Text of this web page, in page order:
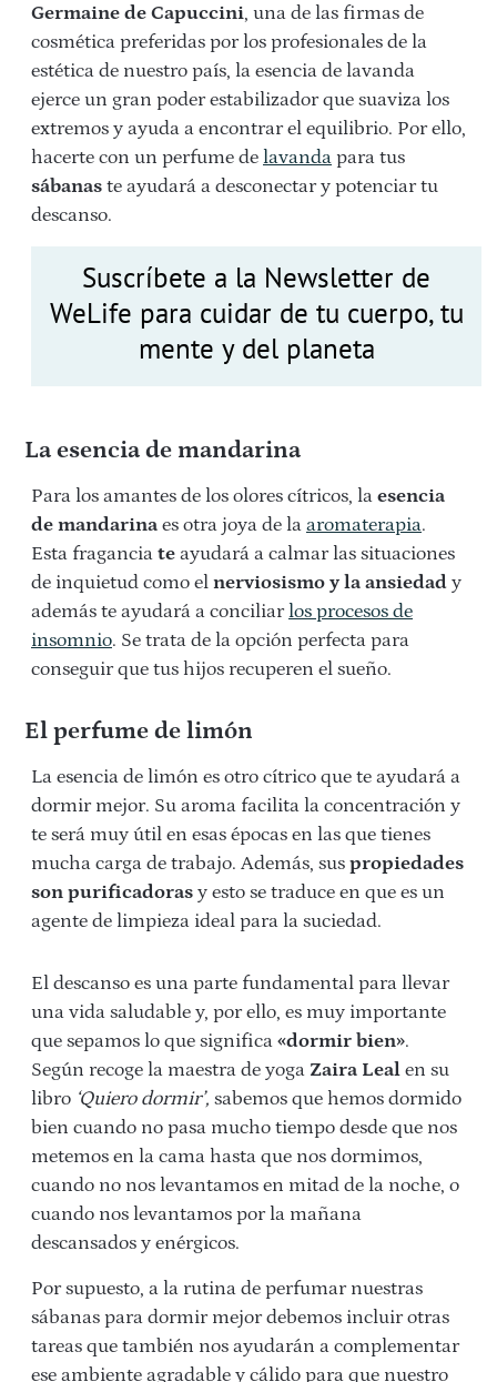
Germaine de Capuccini, una de las firmas de
cosmética preferidas por los profesionales de la
estética de nuestro país, la esencia de lavanda
ejerce un gran poder estabilizador que suaviza los
extremos y ayuda a encontrar el equilibrio. Por ello,
hacerte con un perfume de lavanda para tus
sábanas te ayudará a desconectar y potenciar tu
descanso.
Suscríbete a la Newsletter de
WeLife para cuidar de tu cuerpo, tu
mente y del planeta
La esencia de mandarina
Para los amantes de los olores cítricos, la esencia
de mandarina es otra joya de la aromaterapia.
Esta fragancia te ayudará a calmar las situaciones
de inquietud como el nerviosismo y la ansiedad y
además te ayudará a conciliarlos procesos de
insomnio. Se trata de la opción perfecta para
conseguir que tus hijos recuperen el sueño.
El perfume de limón
La esencia de limón es otro cítrico que te ayudará a
dormir mejor. Su aroma facilita la concentración y
te será muy útil en esas épocas en las que tienes
mucha carga de trabajo. Además, sus propiedades
son purificadoras y esto se traduce en que es un
agente de limpieza ideal para la suciedad.
El descanso es una parte fundamental para llevar
una vida saludable y, por ello, es muy importante
que sepamos lo que significa «dormir bien».
Según recoge la maestra de yoga Zaira Leal en su
libro ‘Quiero dormir’, sabemos que hemos dormido
bien cuando no pasa mucho tiempo desde que nos
metemos en la cama hasta que nos dormimos,
cuando no nos levantamos en mitad de la noche, o
cuando nos levantamos por la mañana
descansados y enérgicos.
Por supuesto, a la rutina de perfumar nuestras
sábanas para dormir mejor debemos incluir otras
tareas que también nos ayudarán a complementar
ese ambiente agradable y cálido para que nuestro